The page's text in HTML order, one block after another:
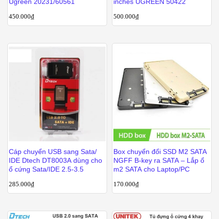
450.000₫ 500.000₫
Cáp chuyển USB sang Sata/
IDE Dtech DT8003A dùng cho
ổ cứng Sata/IDE 2.5-3.5
285.000₫
Box chuyển đổi SSD M2 SATA
NGFF B-key ra SATA – Lắp ổ
m2 SATA cho Laptop/PC
170.000₫